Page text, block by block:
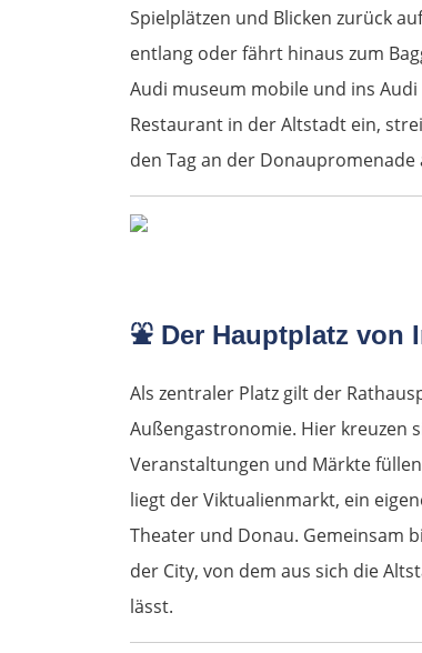
Spielplätzen und Blicken zurück
entlang oder fährt hinaus zum
Audi museum mobile und ins
Restaurant in der Altstadt ein,
den Tag an der Donaupromenade
⛲ Der Hauptplatz von
Als zentraler Platz gilt der
Außengastronomie. Hier kreuzen
Veranstaltungen und Märkte
liegt der Viktualienmarkt, ein
Theater und Donau. Gemeinsam
der City, von dem aus sich die
lässt.